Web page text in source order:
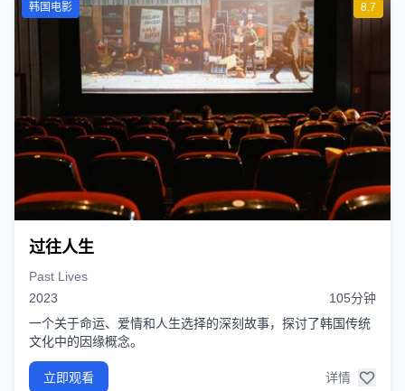
8.7
韩国电影
过往人生
Past Lives
2023
105分钟
一个关于命运、爱情和人生选择的深刻故事，探讨了韩国传统
文化中的因缘概念。
立即观看 详情